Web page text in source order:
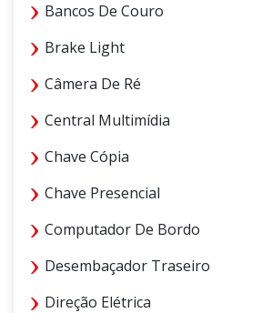
Bancos De Couro
Brake Light
Câmera De Ré
Central Multimídia
Chave Cópia
Chave Presencial
Computador De Bordo
Desembaçador Traseiro
Direção Elétrica